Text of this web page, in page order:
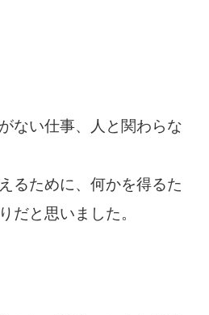
ない仕事、人と関わらな
るために、何かを得るた
だと思いました。